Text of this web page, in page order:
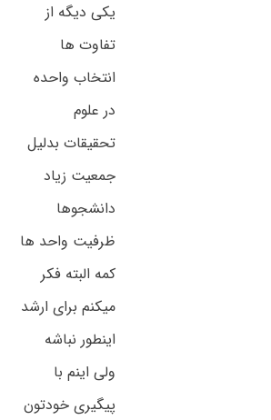
یکی دیگه از
تفاوت ها
انتخاب واحده
در علوم
تحقیقات بدلیل
جمعیت زیاد
دانشجوها
ظرفیت واحد ها
کمه البته فکر
میکنم برای ارشد
اینطور نباشه
ولی اینم با
پیگیری خودتون